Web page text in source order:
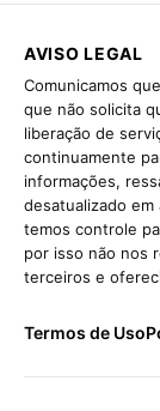
AVISO LEGAL
Comunicamos que
que não solicita
liberação de
continuamente
informações,
desatualizado
temos controle
por isso não nos
terceiros e
Termos de Uso